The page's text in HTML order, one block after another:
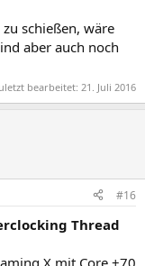
schießen, wäre
aber auch noch
bearbeitet: 21. Juli 2016
#16
Thread
X mit Core +70